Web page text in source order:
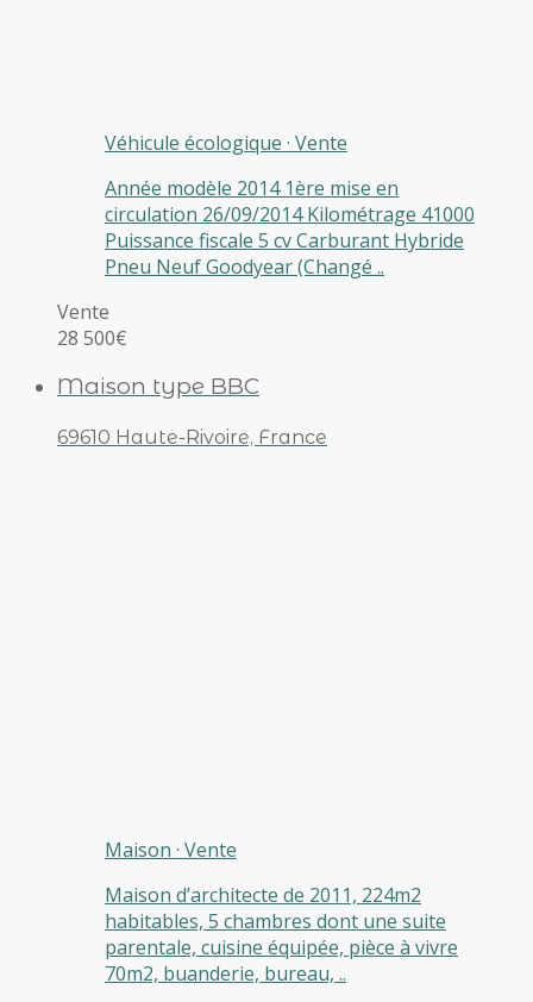
Véhicule écologique · Vente
Année modèle 2014 1ère mise en
circulation 26/09/2014 Kilométrage 41000
Puissance fiscale 5 cv Carburant Hybride
Pneu Neuf Goodyear (Changé ..
Vente
28 500€
Maison type BBC
69610 Haute-Rivoire, France
Maison · Vente
Maison d’architecte de 2011, 224m2
habitables, 5 chambres dont une suite
parentale, cuisine équipée, pièce à vivre
70m2, buanderie, bureau, ..